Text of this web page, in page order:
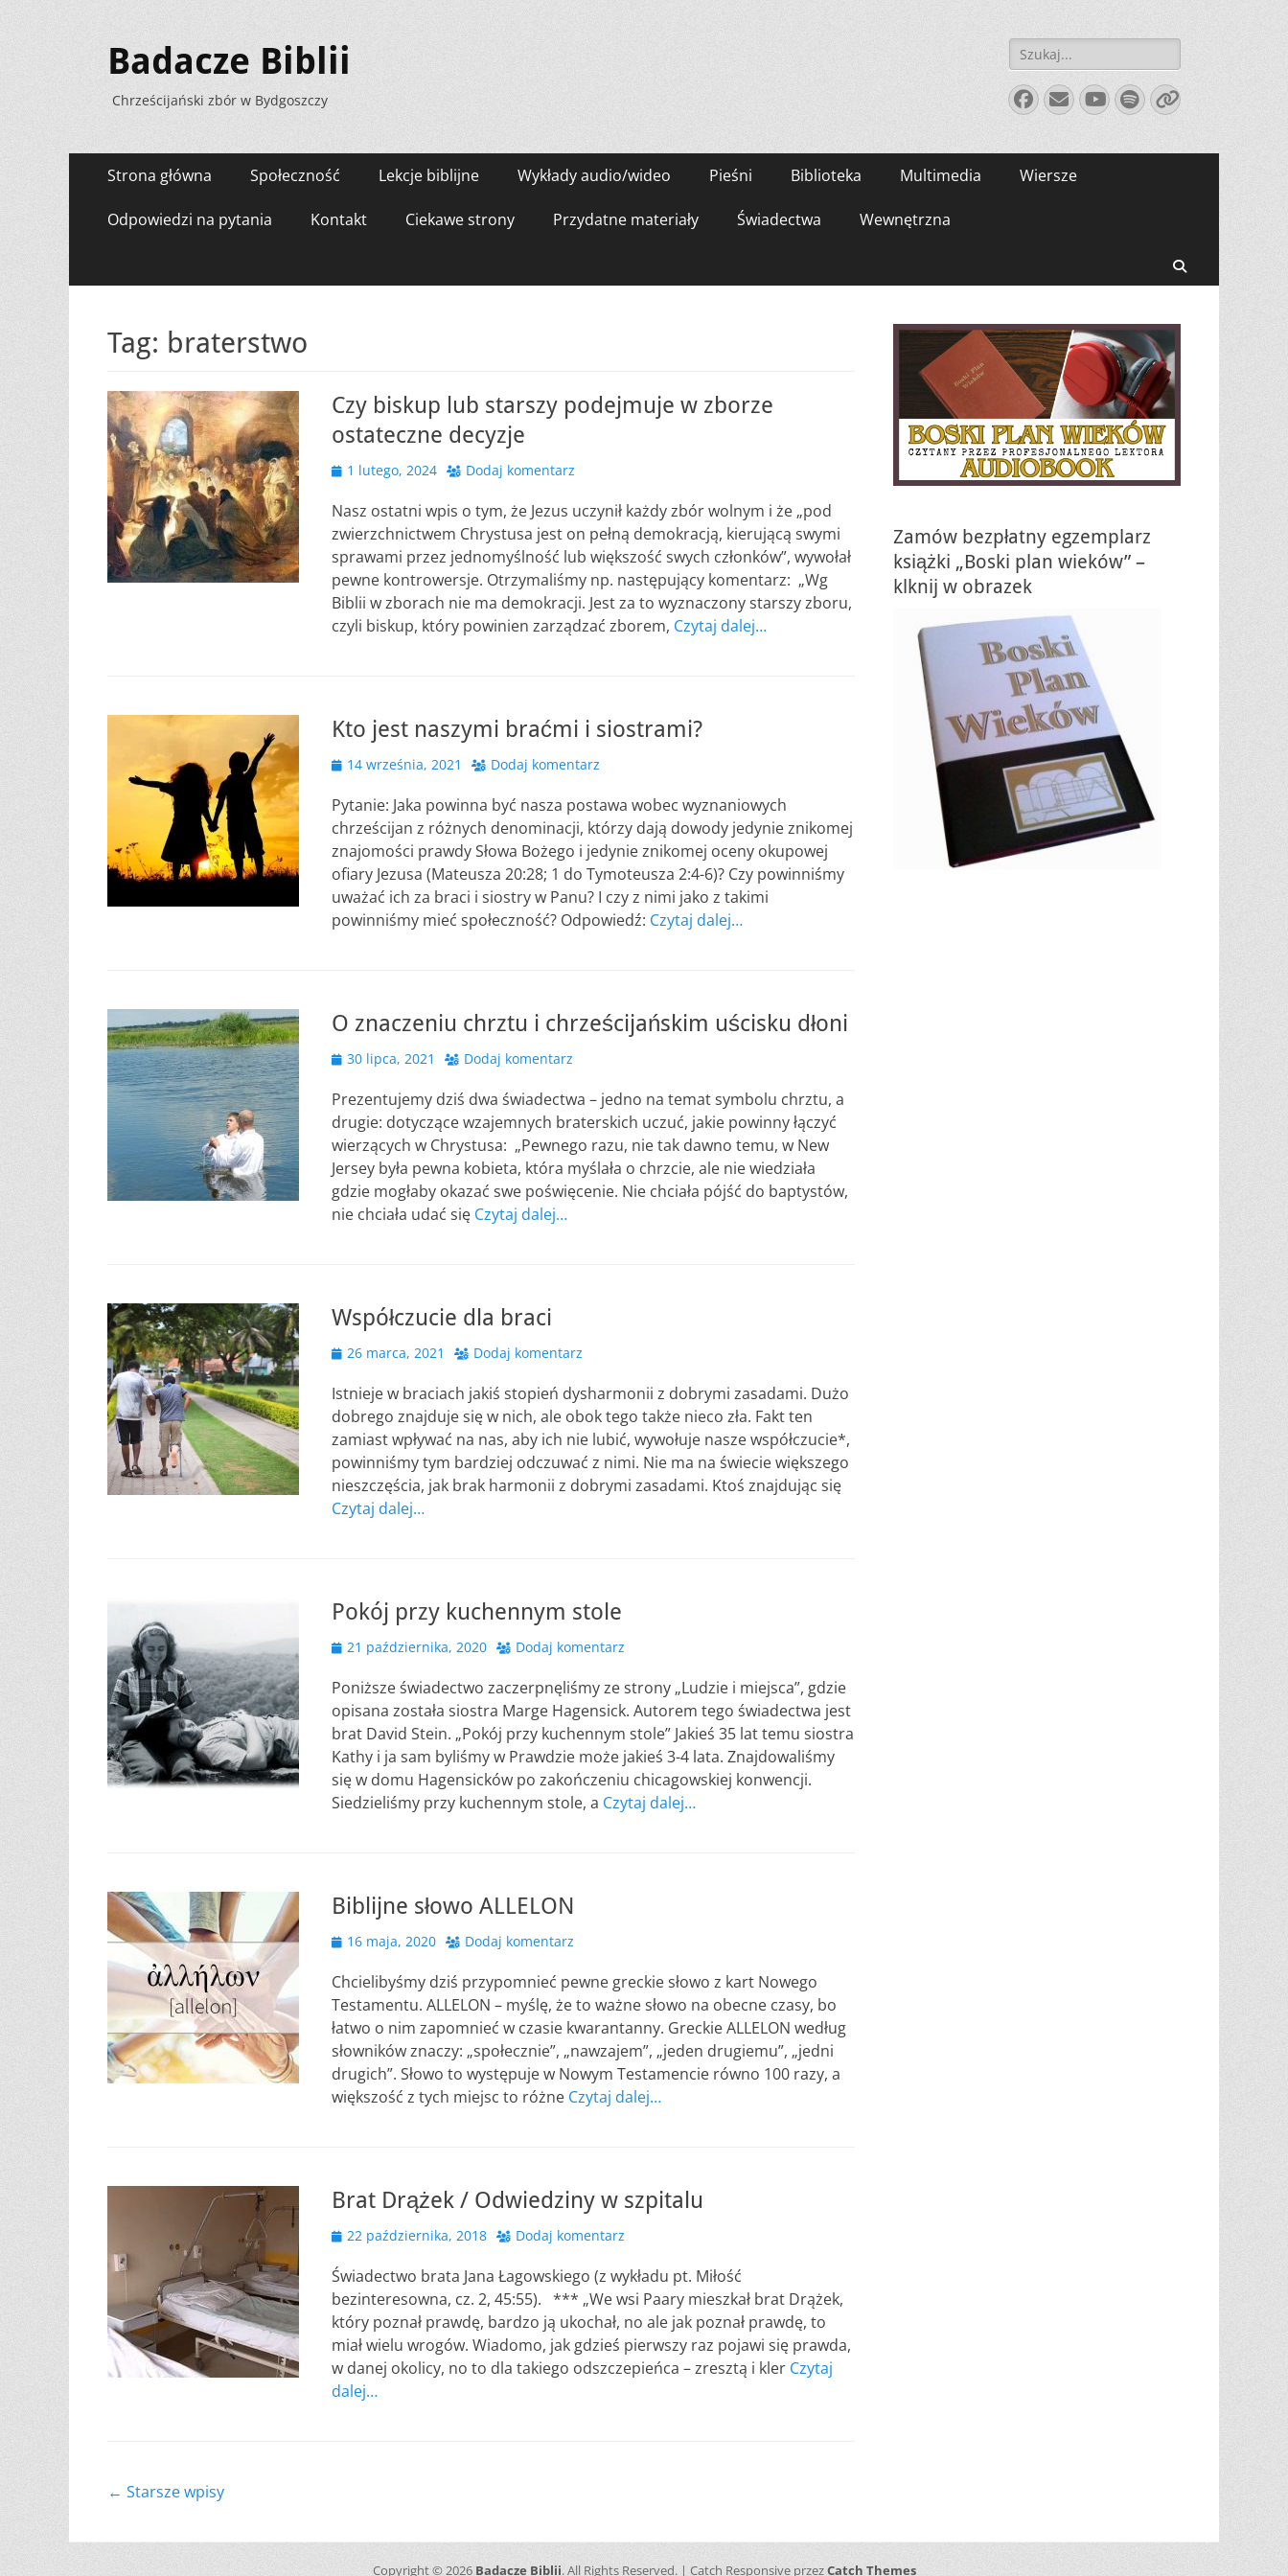
Badacze Biblii
Chrześcijański zbór w Bydgoszczy
Szukaj:
Facebook
E-
mail
YouTube
Spotify
Link
Menu
zawartości
Strona główna Społeczność Lekcje biblijne Wykłady audio/wideo Pieśni Biblioteka Multimedia Wiersze
Odpowiedzi na pytania Kontakt Ciekawe strony Przydatne materiały Świadectwa Wewnętrzna
Tag: braterstwo
Czy biskup lub starszy podejmuje w zborze
ostateczne decyzje
Opublikowano
1 lutego, 2024 Dodaj komentarz
Nasz ostatni wpis o tym, że Jezus uczynił każdy zbór wolnym i że „pod
zwierzchnictwem Chrystusa jest on pełną demokracją, kierującą swymi
sprawami przez jednomyślność lub większość swych członków”, wywołał
pewne kontrowersje. Otrzymaliśmy np. następujący komentarz: „Wg
Biblii w zborach nie ma demokracji. Jest za to wyznaczony starszy zboru,
czyli biskup, który powinien zarządzać zborem, Czytaj dalej…
Kto jest naszymi braćmi i siostrami?
Opublikowano
14 września, 2021 Dodaj komentarz
Pytanie: Jaka powinna być nasza postawa wobec wyznaniowych
chrześcijan z różnych denominacji, którzy dają dowody jedynie znikomej
znajomości prawdy Słowa Bożego i jedynie znikomej oceny okupowej
ofiary Jezusa (Mateusza 20:28; 1 do Tymoteusza 2:4-6)? Czy powinniśmy
uważać ich za braci i siostry w Panu? I czy z nimi jako z takimi
powinniśmy mieć społeczność? Odpowiedź: Czytaj dalej…
O znaczeniu chrztu i chrześcijańskim uścisku dłoni
Opublikowano
30 lipca, 2021 Dodaj komentarz
Prezentujemy dziś dwa świadectwa – jedno na temat symbolu chrztu, a
drugie: dotyczące wzajemnych braterskich uczuć, jakie powinny łączyć
wierzących w Chrystusa: „Pewnego razu, nie tak dawno temu, w New
Jersey była pewna kobieta, która myślała o chrzcie, ale nie wiedziała
gdzie mogłaby okazać swe poświęcenie. Nie chciała pójść do baptystów,
nie chciała udać się Czytaj dalej…
Współczucie dla braci
Opublikowano
26 marca, 2021 Dodaj komentarz
Istnieje w braciach jakiś stopień dysharmonii z dobrymi zasadami. Dużo
dobrego znajduje się w nich, ale obok tego także nieco zła. Fakt ten
zamiast wpływać na nas, aby ich nie lubić, wywołuje nasze współczucie*,
powinniśmy tym bardziej odczuwać z nimi. Nie ma na świecie większego
nieszczęścia, jak brak harmonii z dobrymi zasadami. Ktoś znajdując się
Czytaj dalej…
Pokój przy kuchennym stole
Opublikowano
21 października, 2020 Dodaj komentarz
Poniższe świadectwo zaczerpnęliśmy ze strony „Ludzie i miejsca”, gdzie
opisana została siostra Marge Hagensick. Autorem tego świadectwa jest
brat David Stein. „Pokój przy kuchennym stole” Jakieś 35 lat temu siostra
Kathy i ja sam byliśmy w Prawdzie może jakieś 3-4 lata. Znajdowaliśmy
się w domu Hagensicków po zakończeniu chicagowskiej konwencji.
Siedzieliśmy przy kuchennym stole, a Czytaj dalej…
Biblijne słowo ALLELON
Opublikowano
16 maja, 2020 Dodaj komentarz
Chcielibyśmy dziś przypomnieć pewne greckie słowo z kart Nowego
Testamentu. ALLELON – myślę, że to ważne słowo na obecne czasy, bo
łatwo o nim zapomnieć w czasie kwarantanny. Greckie ALLELON według
słowników znaczy: „społecznie”, „nawzajem”, „jeden drugiemu”, „jedni
drugich”. Słowo to występuje w Nowym Testamencie równo 100 razy, a
większość z tych miejsc to różne Czytaj dalej…
Brat Drążek / Odwiedziny w szpitalu
Opublikowano
22 października, 2018 Dodaj komentarz
Świadectwo brata Jana Łagowskiego (z wykładu pt. Miłość
bezinteresowna, cz. 2, 45:55). *** „We wsi Paary mieszkał brat Drążek,
który poznał prawdę, bardzo ją ukochał, no ale jak poznał prawdę, to
miał wielu wrogów. Wiadomo, jak gdzieś pierwszy raz pojawi się prawda,
w danej okolicy, no to dla takiego odszczepieńca – zresztą i kler Czytaj
dalej…
Nawigacja
← Starsze wpisy
Zamów bezpłatny egzemplarz
książki „Boski plan wieków” –
klknij w obrazek
Copyright © 2026 Badacze Biblii. All Rights Reserved. | Catch Responsive przezCatch Themes